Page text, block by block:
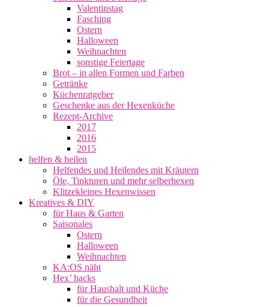
Valentinstag
Fasching
Ostern
Halloween
Weihnachten
sonstige Feiertage
Brot – in allen Formen und Farben
Getränke
Küchenratgeber
Geschenke aus der Hexenküche
Rezept-Archive
2017
2016
2015
helfen & heilen
Helfendes und Heilendes mit Kräutern
Öle, Tinkturen und mehr selberhexen
Klitzekleines Hexenwissen
Kreatives & DIY
für Haus & Garten
Saisonales
Ostern
Halloween
Weihnachten
KA:OS näht
Hex’ hacks
für Haushalt und Küche
für die Gesundheit